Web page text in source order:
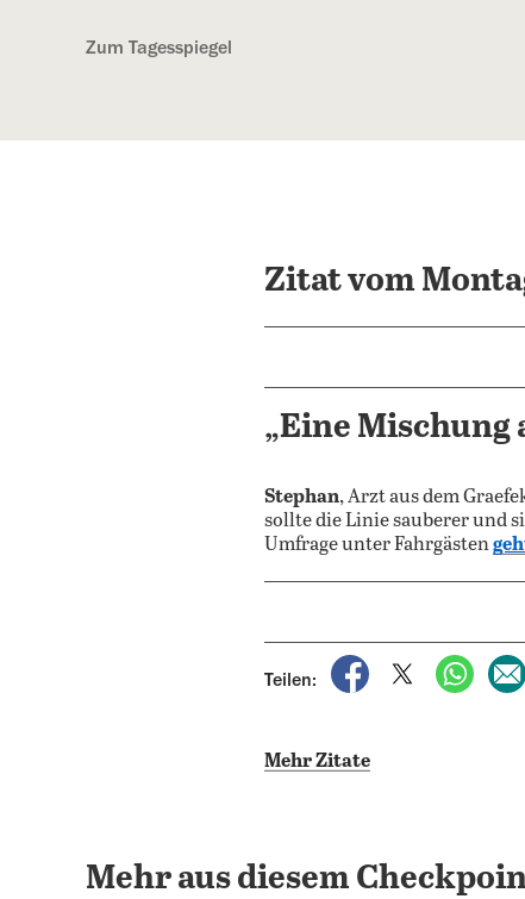
Zum Tagesspiegel
Zitat vom
„Eine Mischung
Stephan, Arzt aus dem
sollte die Linie sauberer und
Umfrage unter Fahrgästen
Teilen:
auf Facebook teilen
auf X teilen
per
Mehr Zitate
Mehr aus diesem